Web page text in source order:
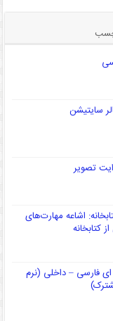
سایتیشن
تصویر
اشاعه مهارت‌های
کتابخانه
ای فارسی – داخلی (نرم